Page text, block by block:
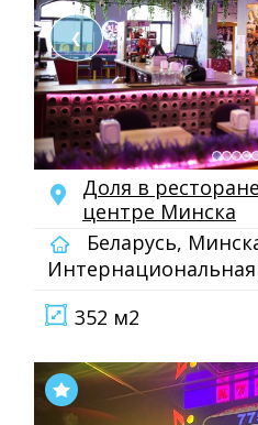
❮
Доля в
центре Минска
Беларусь,
Интернациональная
352 м2